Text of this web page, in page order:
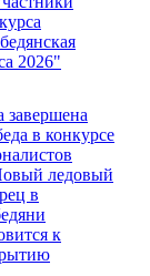
завершена
в конкурсе